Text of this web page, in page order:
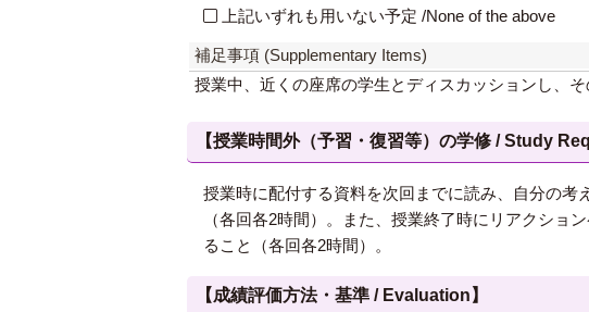
上記いずれも用いない予定 /None of the above
補足事項 (Supplementary Items)
授業中、近くの座席の学生とディスカッションし、
【授業時間外（予習・復習等）の学修 / Study
授業時に配付する資料を次回までに読み、自分の
（各回各2時間）。また、授業終了時にリアクショ
ること（各回各2時間）。
【成績評価方法・基準 / Evaluation】